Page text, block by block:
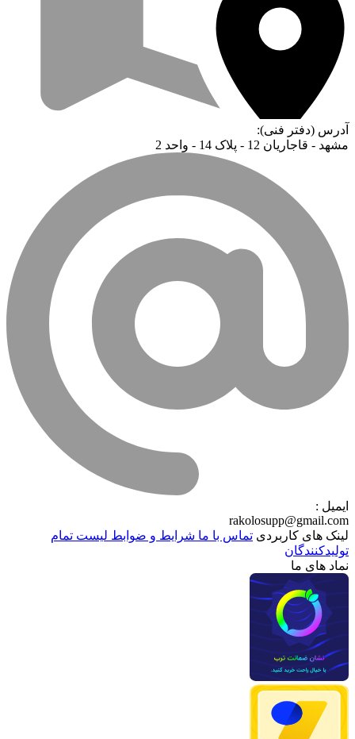
آدرس (دفتر فنی):
مشهد - قاجاریان 12 - پلاک 14 - واحد 2
ایمیل :
rakolosupp@gmail.com
لینک های کاربردی تماس با ما شرایط و ضوابط لیست تمام
تولیدکنندگان
نماد های ما